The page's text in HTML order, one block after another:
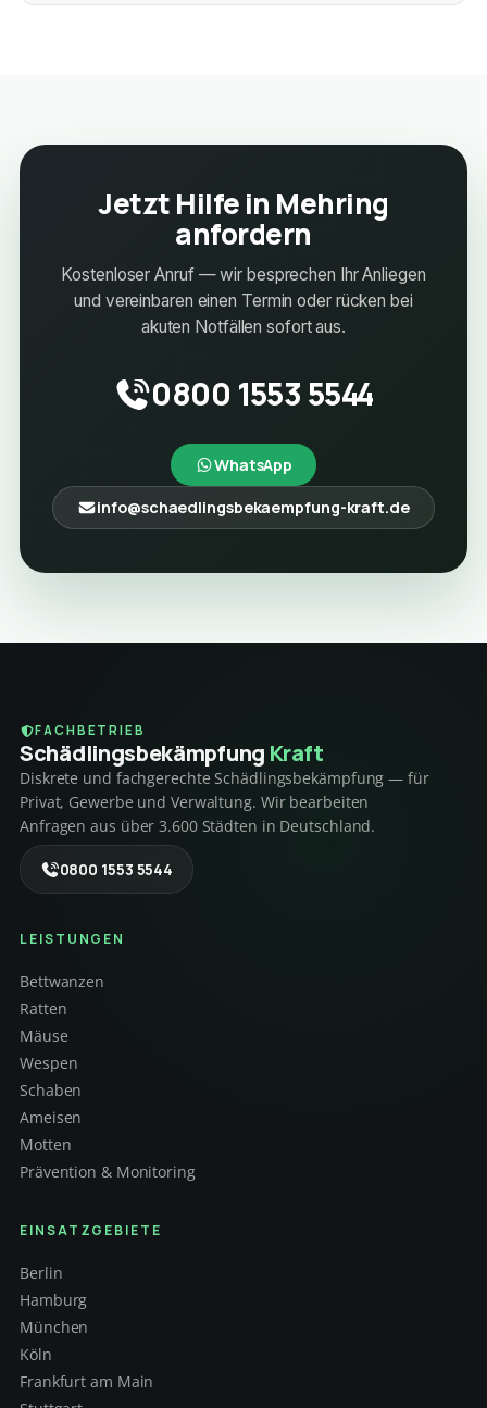
Jetzt Hilfe in Mehring
anfordern
Kostenloser Anruf — wir besprechen Ihr Anliegen
und vereinbaren einen Termin oder rücken bei
akuten Notfällen sofort aus.
0800 1553 5544
WhatsApp
info@schaedlingsbekaempfung-kraft.de
FACHBETRIEB
Schädlings­bekämpfung Kraft
Diskrete und fachgerechte Schädlingsbekämpfung — für
Privat, Gewerbe und Verwaltung. Wir bearbeiten
Anfragen aus über 3.600 Städten in Deutschland.
0800 1553 5544
LEISTUNGEN
Bettwanzen
Ratten
Mäuse
Wespen
Schaben
Ameisen
Motten
Prävention & Monitoring
EINSATZGEBIETE
Berlin
Hamburg
München
Köln
Frankfurt am Main